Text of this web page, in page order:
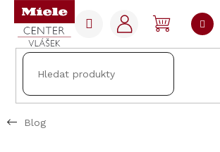
Přejít
obsah
NÁKUPNÍ
KOŠÍK
Blog